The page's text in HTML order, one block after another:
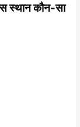
स्थान कौन-सा